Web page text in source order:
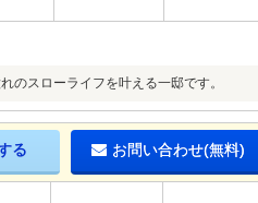
のスローライフを叶える一邸です。
る お問い合わせ(無料)